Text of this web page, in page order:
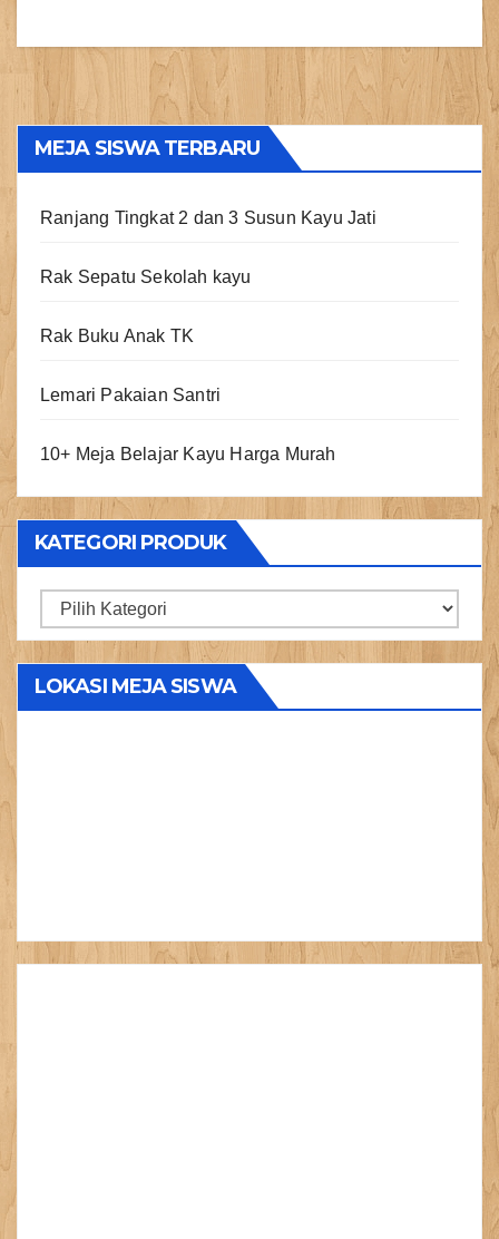
MEJA SISWA TERBARU
Ranjang Tingkat 2 dan 3 Susun Kayu Jati
Rak Sepatu Sekolah kayu
Rak Buku Anak TK
Lemari Pakaian Santri
10+ Meja Belajar Kayu Harga Murah
KATEGORI PRODUK
Kategori
Produk
LOKASI MEJA SISWA